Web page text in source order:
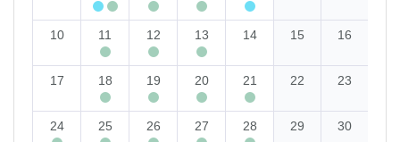
10 11 12 13 14 15 16
17 18 19 20 21 22 23
24 25 26 27 28 29 30